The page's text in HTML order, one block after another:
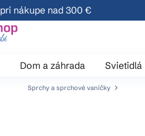
pri nákupe nad 300 €
Dom a záhrada Svietidlá
Sprchy a sprchové vaničky